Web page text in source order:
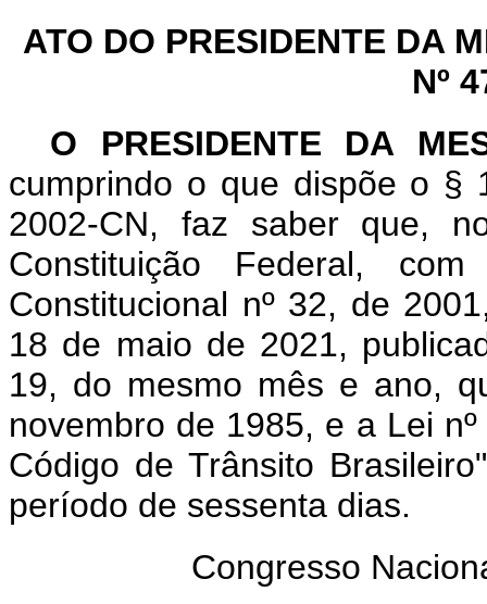
ATO DO PRESIDENTE DA
Nº
O PRESIDENTE DA
cumprindo o que dispõe o §
2002-CN, faz saber que,
Constituição Federal,
Constitucional nº 32, de
18 de maio de 2021,
19, do mesmo mês e ano,
novembro de 1985, e a Lei
Código de Trânsito
período de sessenta dias.
Congresso